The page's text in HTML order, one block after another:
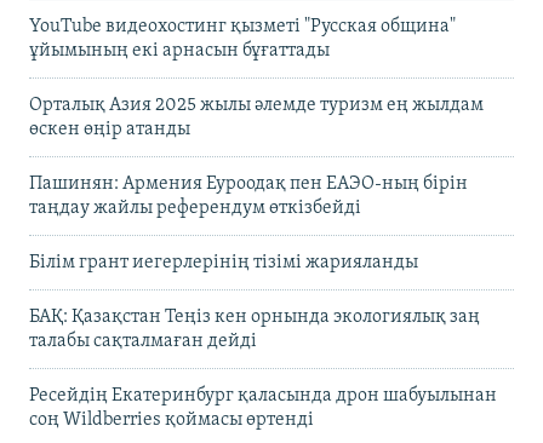
YouTube видеохостинг қызметі "Русская община"
ұйымының екі арнасын бұғаттады
Орталық Азия 2025 жылы әлемде туризм ең жылдам
өскен өңір атанды
Пашинян: Армения Еуроодақ пен ЕАЭО-ның бірін
таңдау жайлы референдум өткізбейді
Білім грант иегерлерінің тізімі жарияланды
БАҚ: Қазақстан Теңіз кен орнында экологиялық заң
талабы сақталмаған дейді
Ресейдің Екатеринбург қаласында дрон шабуылынан
соң Wildberries қоймасы өртенді